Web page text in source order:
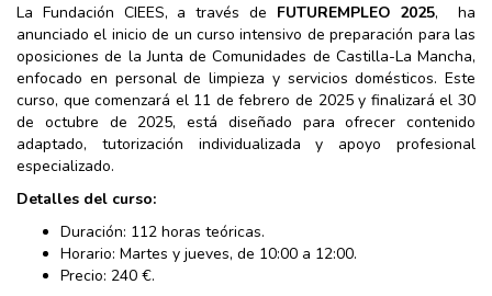
La Fundación CIEES, a través de FUTUREMPLEO 2025, ha
anunciado el inicio de un curso intensivo de preparación para las
oposiciones de la Junta de Comunidades de Castilla-La Mancha,
enfocado en personal de limpieza y servicios domésticos. Este
curso, que comenzará el 11 de febrero de 2025 y finalizará el 30
de octubre de 2025, está diseñado para ofrecer contenido
adaptado, tutorización individualizada y apoyo profesional
especializado.
Detalles del curso:
Duración: 112 horas teóricas.
Horario: Martes y jueves, de 10:00 a 12:00.
Precio: 240 €.